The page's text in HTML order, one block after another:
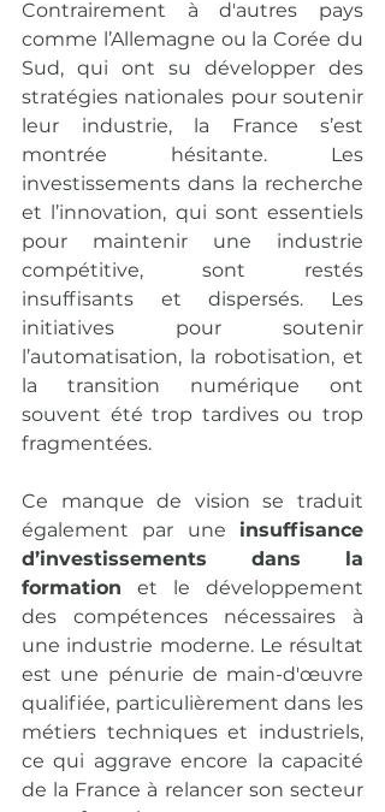
Contrairement à d'autres pays
comme l’Allemagne ou la Corée du
Sud, qui ont su développer des
stratégies nationales pour soutenir
leur industrie, la France s’est
montrée hésitante. Les
investissements dans la recherche
et l’innovation, qui sont essentiels
pour maintenir une industrie
compétitive, sont restés
insuffisants et dispersés. Les
initiatives pour soutenir
l’automatisation, la robotisation, et
la transition numérique ont
souvent été trop tardives ou trop
fragmentées.
Ce manque de vision se traduit
également par une insuffisance
d’investissements dans la
formation et le développement
des compétences nécessaires à
une industrie moderne. Le résultat
est une pénurie de main-d'œuvre
qualifiée, particulièrement dans les
métiers techniques et industriels,
ce qui aggrave encore la capacité
de la France à relancer son secteur